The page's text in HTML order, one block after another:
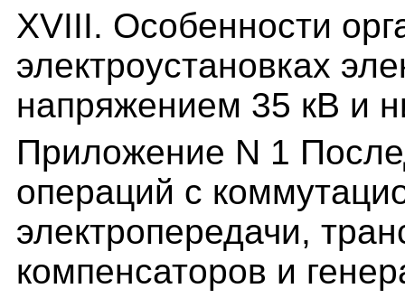
XVIII. Особенности
электроустановках
напряжением 35 кВ и
Приложение N 1
операций с
электропередачи,
компенсаторов и